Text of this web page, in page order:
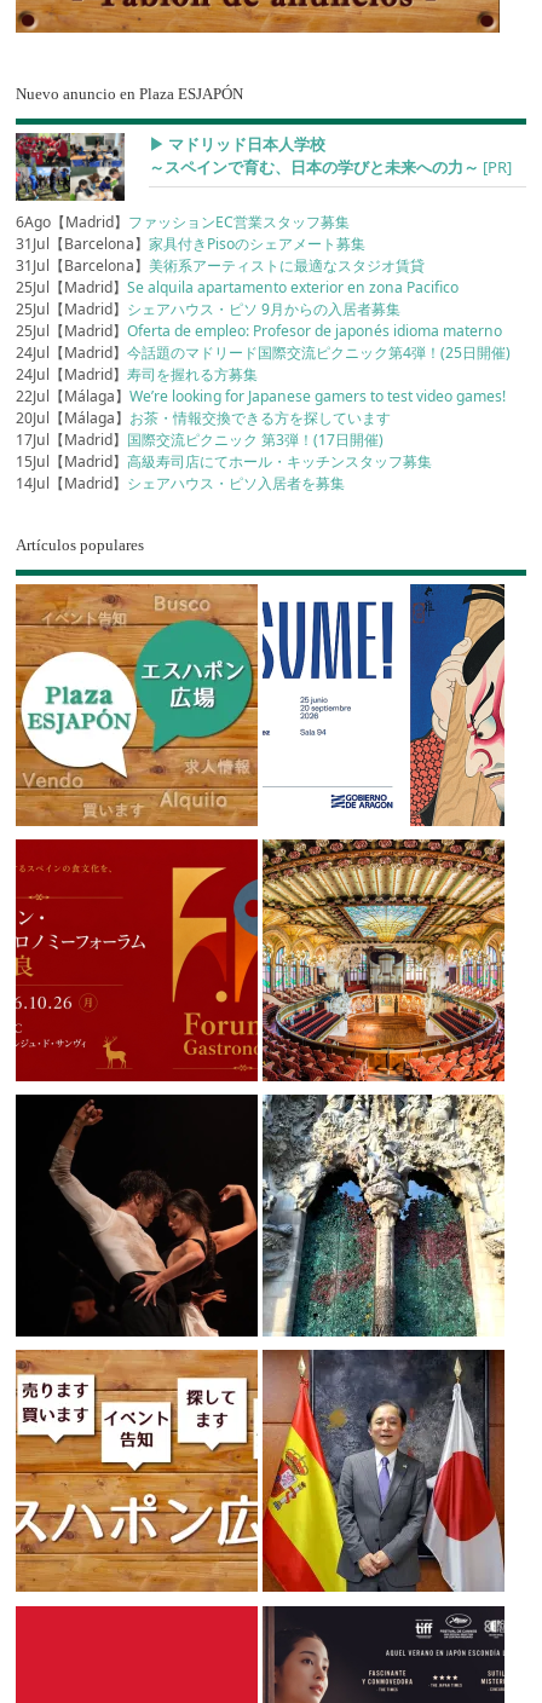
Nuevo anuncio en Plaza ESJAPÓN
▶︎ マドリッド日本人学校
～スペインで育む、日本の学びと未来への力～ [PR]
6Ago【Madrid】 ファッションEC営業スタッフ募集
31Jul【Barcelona】家具付きPisoのシェアメート募集
31Jul【Barcelona】美術系アーティストに最適なスタジオ賃貸
25Jul【Madrid】Se alquila apartamento exterior en zona Pacifico
25Jul【Madrid】 シェアハウス・ピソ 9月からの入居者募集
25Jul【Madrid】Oferta de empleo: Profesor de japonés idioma materno
24Jul【Madrid】今話題のマドリード国際交流ピクニック第4弾！(25日開催)
24Jul【Madrid】寿司を握れる方募集
22Jul【Málaga】We’re looking for Japanese gamers to test video games!
20Jul【Málaga】 お茶・情報交換できる方を探しています
17Jul【Madrid】 国際交流ピクニック 第3弾！(17日開催)
15Jul【Madrid】高級寿司店にてホール・キッチンスタッフ募集
14Jul【Madrid】 シェアハウス・ピソ入居者を募集
Artículos populares